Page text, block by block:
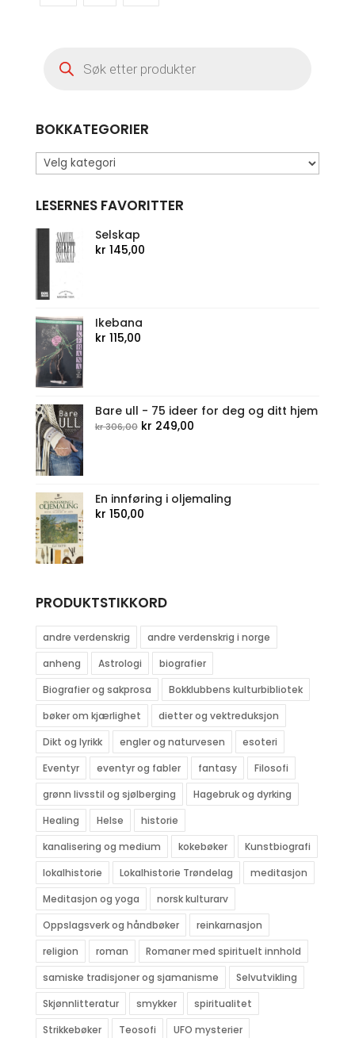
search
BOKKATEGORIER
LESERNES FAVORITTER
Selskap
kr 145,00
Ikebana
kr 115,00
Bare ull - 75 ideer for deg og ditt hjem
kr306,00 Opprinnelig
kr 249,00Nåværende
En innføring i oljemaling
kr 150,00
PRODUKTSTIKKORD
andre verdenskrig
andre verdenskrig i norge
anheng
Astrologi
biografier
Biografier og sakprosa
Bokklubbens kulturbibliotek
bøker om kjærlighet
dietter og vektreduksjon
Dikt og lyrikk
engler og naturvesen
esoteri
Eventyr
eventyr og fabler fantasy
Filosofi
grønn livsstil og sjølberging
Hagebruk og dyrking
Healing
Helse
historie
kanalisering og medium
kokebøker
Kunstbiografi
lokalhistorie
Lokalhistorie Trøndelag
meditasjon
Meditasjon og yoga
norsk kulturarv
Oppslagsverk og håndbøker
reinkarnasjon
religion
roman
Romaner med spirituelt innhold
samiske tradisjoner og sjamanisme
Selvutvikling
Skjønnlitteratur
smykker
spiritualitet
Strikkebøker
Teosofi
UFO mysterier